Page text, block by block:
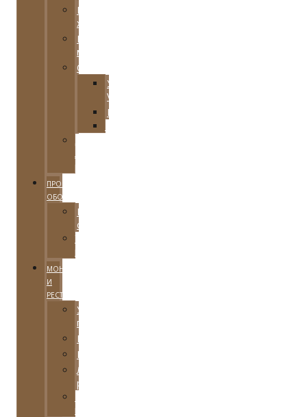
Паркетная
химия
Расходный
материал
Оборудование
Увлажнители
Venta
Клининговое
Для
локальной
реставрации
ПРОКАТ
ОБОРУДОВАНИЯ
Каталог
оборудования
Условия
проката
МОНТАЖ
И
РЕСТАВРАЦИЯ
Укладка
паркета
Реставрация
Цены
Локальная
реставрация
планы